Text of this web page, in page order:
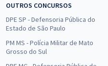
OUTROS CONCURSOS
DPE SP - Defensoria Pública do
Estado de São Paulo
PM MS - Polícia Militar de Mato
Grosso do Sul